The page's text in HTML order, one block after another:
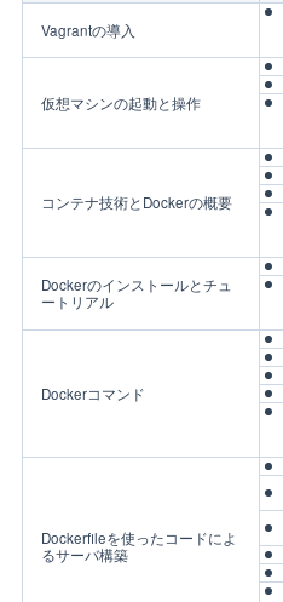
Vagrantの導入
仮想マシンの起動と操作
コンテナ技術とDockerの概要
Dockerのインストールとチュ
ートリアル
Dockerコマンド
Dockerfileを使ったコードによ
るサーバ構築